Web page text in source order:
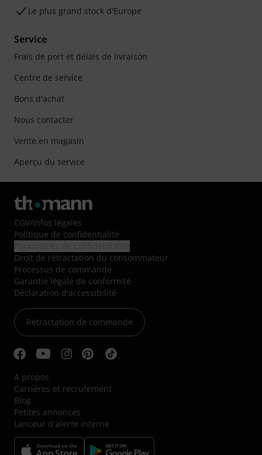
Le plus grand stock d'Europe
Service
Frais de port et délais de livraison
Centre de service
Bons d'achat
Nous contacter
Vente en magasin
Aperçu du service
CGV/Infos légales
Politique de confidentialité
Droit de rétractation du consommateur
Processus de commande
Garantie légale de conformité
Déclaration d'accessibilité
Rétractation de commande
A propos
Carrières et recrutement
Blog
Petites annonces
Lanceur d´alerte interne